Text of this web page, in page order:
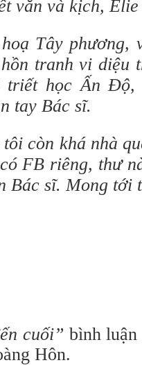
văn và kịch, Elie
Tây phương,
tranh vi diệu
triết học Ấn
tay Bác sĩ.
còn khá nhà
FB riêng, thư
Bác sĩ. Mong tới
cuối” bình
Hôn.